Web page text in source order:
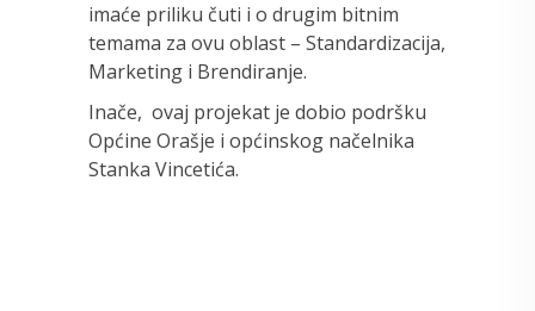
imaće priliku čuti i o drugim bitnim
temama za ovu oblast – Standardizacija,
Marketing i Brendiranje.
Inače, ovaj projekat je dobio podršku
Općine Orašje i općinskog načelnika
Stanka Vincetića.